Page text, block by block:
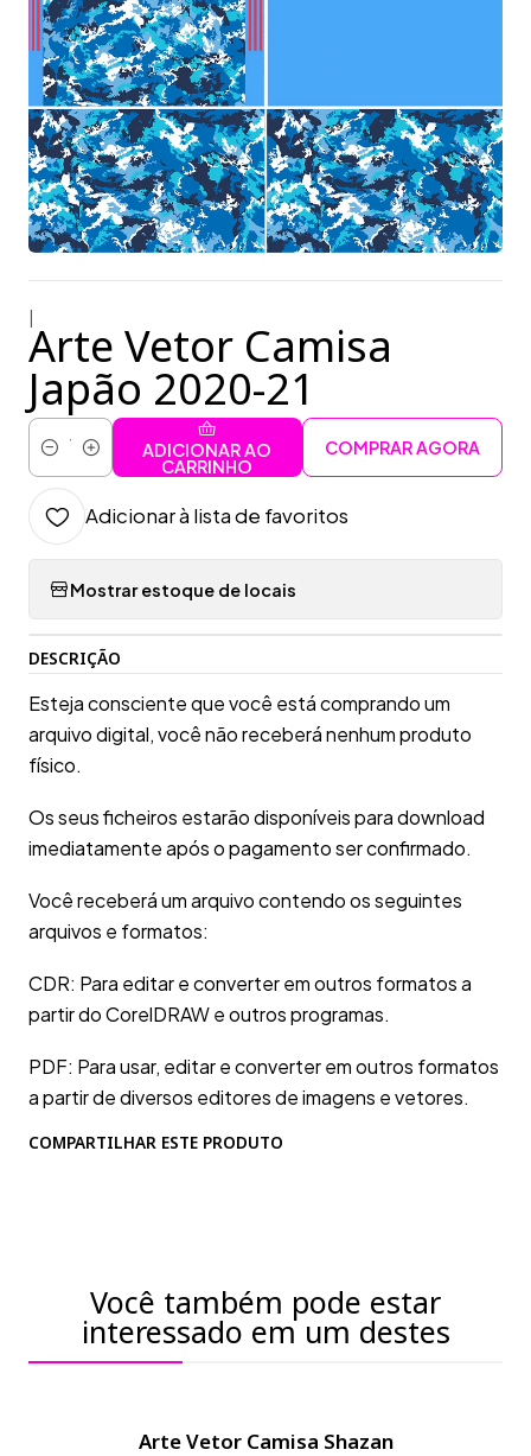
Arte Vetor Camisa
Japão 2020-21
Quantidade
ADICIONAR AO
CARRINHO
COMPRAR AGORA
Adicionar à lista de favoritos
Mostrar estoque de locais
DESCRIÇÃO
Esteja consciente que você está comprando um
arquivo digital, você não receberá nenhum produto
físico.
Os seus ficheiros estarão disponíveis para download
imediatamente após o pagamento ser confirmado.
Você receberá um arquivo contendo os seguintes
arquivos e formatos:
CDR: Para editar e converter em outros formatos a
partir do CorelDRAW e outros programas.
PDF: Para usar, editar e converter em outros formatos
a partir de diversos editores de imagens e vetores.
COMPARTILHAR ESTE PRODUTO
Você também pode estar
interessado em um destes
Arte Vetor Camisa Shazan